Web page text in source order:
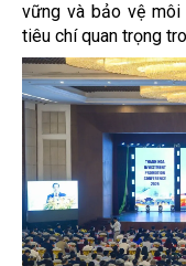
vững và bảo vệ
tiêu chí quan trọng